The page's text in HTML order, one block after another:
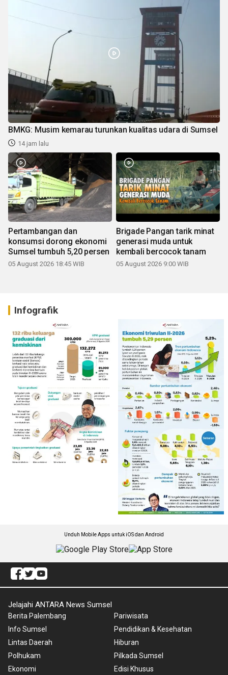
BMKG: Musim kemarau turunkan kualitas udara di Sumsel
14 jam lalu
Pertambangan dan
konsumsi dorong ekonomi
Sumsel tumbuh 5,20 persen
05 August 2026 18:45 WIB
Brigade Pangan tarik minat
generasi muda untuk
kembali bercocok tanam
05 August 2026 9:00 WIB
Infografik
Unduh Mobile Apps untuk iOS dan Android
Jelajahi ANTARA News Sumsel
Berita Palembang
Info Sumsel
Lintas Daerah
Polhukam
Ekonomi
Pariwisata
Pendidikan & Kesehatan
Hiburan
Pilkada Sumsel
Edisi Khusus